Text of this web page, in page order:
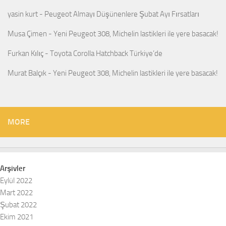
yasin kurt - Peugeot Almayı Düşünenlere Şubat Ayı Fırsatları
Musa Çimen - Yeni Peugeot 308, Michelin lastikleri ile yere basacak!
Furkan Kılıç - Toyota Corolla Hatchback Türkiye’de
Murat Balçık - Yeni Peugeot 308, Michelin lastikleri ile yere basacak!
MORE
Arşivler
Eylül 2022
Mart 2022
Şubat 2022
Ekim 2021